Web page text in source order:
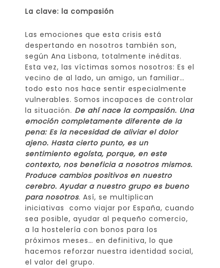
La clave: la compasión
Las emociones que esta crisis está
despertando en nosotros también son,
según Ana Lisbona, totalmente inéditas.
Esta vez, las víctimas somos nosotros: Es el
vecino de al lado, un amigo, un familiar…
todo esto nos hace sentir especialmente
vulnerables. Somos incapaces de controlar
la situación. De ahí nace la compasión. Una
emoción completamente diferente de la
pena: Es la necesidad de aliviar el dolor
ajeno. Hasta cierto punto, es un
sentimiento egoísta, porque, en este
contexto, nos beneficia a nosotros mismos.
Produce cambios positivos en nuestro
cerebro. Ayudar a nuestro grupo es bueno
para nosotros. Así, se multiplican
iniciativas como viajar por España, cuando
sea posible, ayudar al pequeño comercio,
a la hostelería con bonos para los
próximos meses… en definitiva, lo que
hacemos reforzar nuestra identidad social,
el valor del grupo.